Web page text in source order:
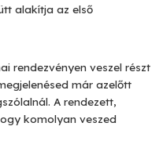
alakítja az első
rendezvényen veszel részt
már azelőtt
A rendezett,
komolyan veszed